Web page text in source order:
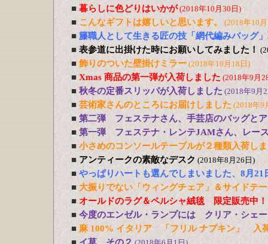
■ 暮らしに色どりはいかが(2018年10月30日)
■ こんなギフトは嬉しいと思います。 (2018年10
■ 籐職人として生きる匠の技「網代編みバッグ
■ 表参道に出掛けた時にお願いしてみました！
■ 飾りのついた壁掛けミラー (2018年10月18日)
■ Xmas 商品の第一弾が入荷しました (2018年9月
■ 秋冬の定番スリッパが入荷しました (2018年9月
■ 芸術家さんのところにお届けしました (2018年9
■ 第二弾 フェステナさん、手芸店のバッグと
■ 第一弾 フェステナ・レンテJAMさん、レー
■ 小さめのコンソールテーブルが２種類入荷し
■ アンティークの素敵なデスク (2018年8月26日)
■ やっぱりハートも選んでしまいました、8月21
■ 大振りでない「ウィングチェア」＆サイドテ
■ オールドのラグ＆ペルシャ絨毯 限定販売中！
■ 今度のエンゼル・ランプには クリア・シェ
■ 麻 100% イタリア 「フリル ナプキン」 入